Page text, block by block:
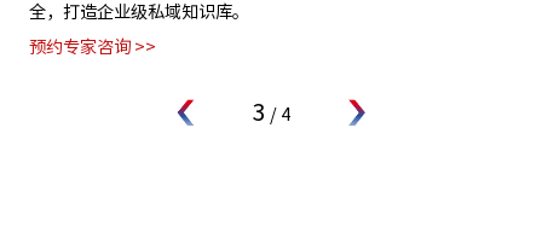
全，打造企业级私域知识库。
预约专家咨询 >>
3 / 4